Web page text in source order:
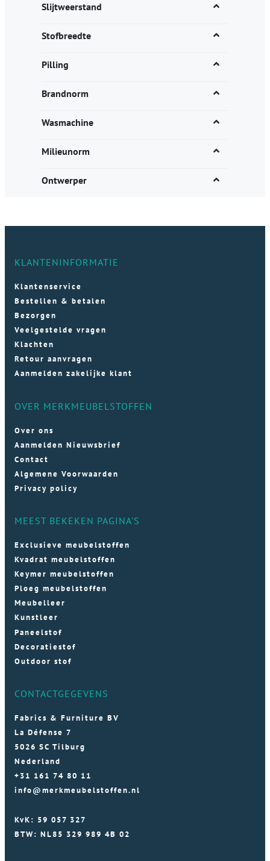
Slijtweerstand
Stofbreedte
Pilling
Brandnorm
Wasmachine
Milieunorm
Ontwerper
KLANTENINFORMATIE
Klantenservice
Bestellen & betalen
Bezorgen
Veelgestelde vragen
Klachten
Retour aanvragen
Aanmelden zakelijke klant
OVER MERKMEUBELSTOFFEN
Over ons
Aanmelden Nieuwsbrief
Contact
Algemene Voorwaarden
Privacy policy
MEEST BEKEKEN PAGINA'S
Exclusieve meubelstoffen
Kvadrat meubelstoffen
Keymer meubelstoffen
Ploeg meubelstoffen
Meubelleer
Kunstleer
Paneelstof
Decoratiestof
Outdoor stof
CONTACTGEGEVENS
Fabrics & Furniture BV
La Défense 7
5026 SC Tilburg
Nederland
+31 161 74 80 11
info@merkmeubelstoffen.nl
KvK: 59 057 327
BTW: NL85 329 989 4B 02